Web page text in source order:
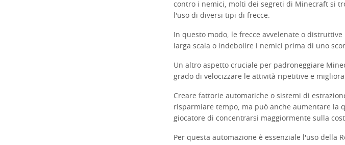
contro i nemici, molti dei segreti di Minecraft si
l'uso di diversi tipi di frecce.
In questo modo, le frecce avvelenate o
larga scala o indebolire i nemici prima di uno
Un altro aspetto cruciale per padroneggiare
grado di velocizzare le attività ripetitive e
Creare fattorie automatiche o sistemi di
risparmiare tempo, ma può anche aumentare la
giocatore di concentrarsi maggiormente sulla
Per questa automazione è essenziale l'uso della